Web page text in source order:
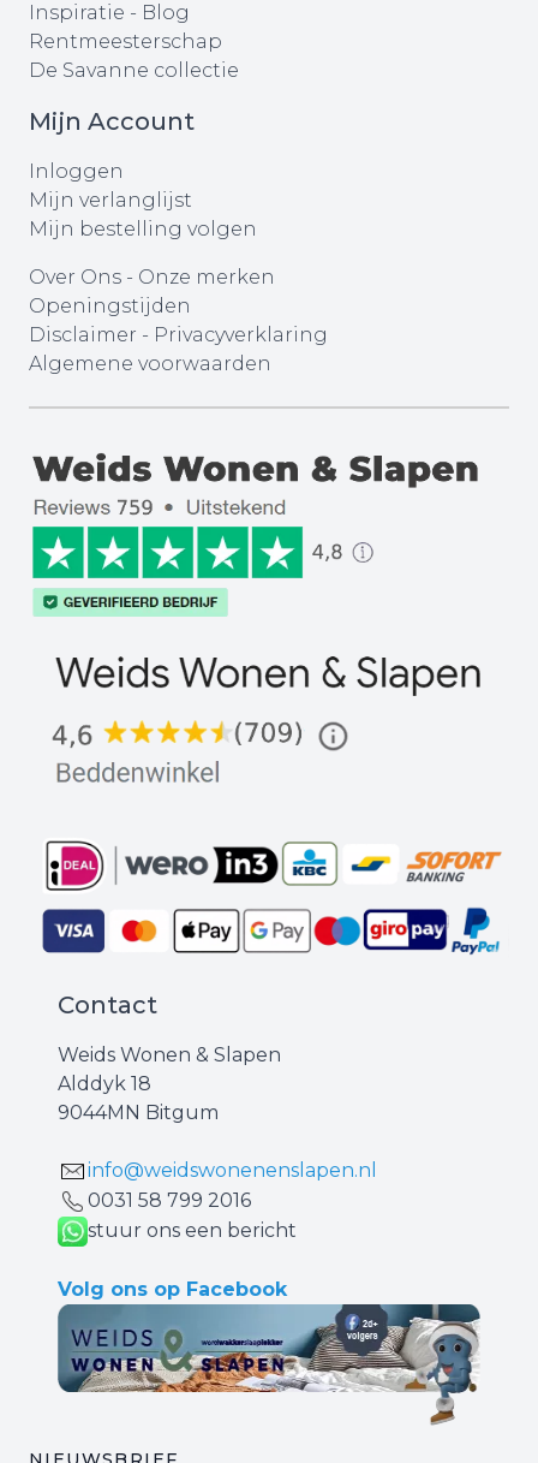
Inspiratie - Blog
Rentmeesterschap
De Savanne collectie
Mijn Account
Inloggen
Mijn verlanglijst
Mijn bestelling volgen
Over Ons - Onze merken
Openingstijden
Disclaimer - Privacyverklaring
Algemene voorwaarden
Contact
Weids Wonen & Slapen
Alddyk 18
9044MN Bitgum
info@weidswonenenslapen.nl
0031 ‪58 799 2016‬
stuur ons een bericht
Volg ons op Facebook